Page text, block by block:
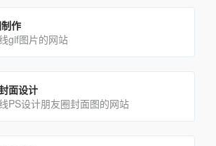
作
gif图片的网站
面设计
PS设计朋友圈封面图的网站